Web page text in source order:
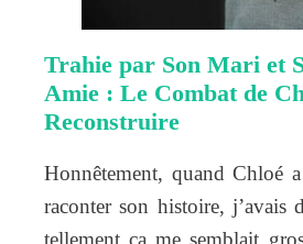
Trahie par Son Mari et
Amie : Le Combat de
Reconstruire
Honnêtement, quand Chloé
raconter son histoire, j’avais
tellement ça me semblait